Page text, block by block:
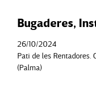
Bugaderes,
26/10/2024
Pati de les Rentadores.
(Palma)